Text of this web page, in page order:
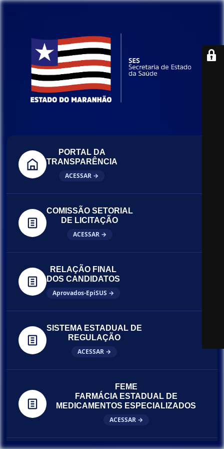
PORTAL DA
TRANSPARÊNCIA
ACESSAR →
COMISSÃO SETORIAL
DE LICITAÇÃO
ACESSAR →
RELAÇÃO FINAL
DOS CANDIDATOS
Aprovados-EpiSUS →
SISTEMA ESTADUAL DE
REGULAÇÃO
ACESSAR →
FEME
FARMÁCIA ESTADUAL DE
MEDICAMENTOS ESPECIALIZADOS
ACESSAR →